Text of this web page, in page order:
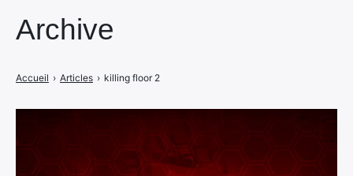
Archive
Accueil › Articles › killing floor 2